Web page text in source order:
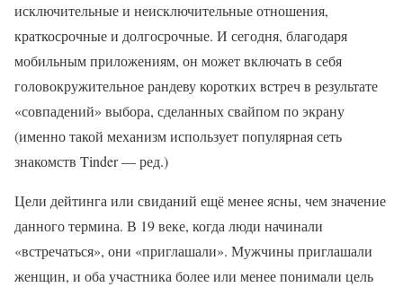
исключительные и неисключительные отношения,
краткосрочные и долгосрочные. И сегодня, благодаря
мобильным приложениям, он может включать в себя
головокружительное рандеву коротких встреч в результате
«совпадений» выбора, сделанных свайпом по экрану
(именно такой механизм использует популярная сеть
знакомств Tinder — ред.)
Цели дейтинга или свиданий ещё менее ясны, чем значение
данного термина. В 19 веке, когда люди начинали
«встречаться», они «приглашали». Мужчины приглашали
женщин, и оба участника более или менее понимали цель